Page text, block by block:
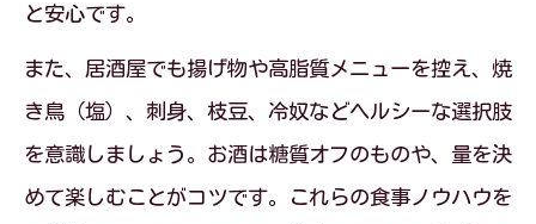
太らない外食チェーンを味方にする生活
習慣
外食ダイエットに効く自然な生活習慣の
コツ
と安心です。
また、居酒屋でも揚げ物や高脂質メニューを控え、焼
き鳥（塩）、刺身、枝豆、冷奴などヘルシーな選択肢
を意識しましょう。お酒は糖質オフのものや、量を決
めて楽しむことがコツです。これらの食事ノウハウを